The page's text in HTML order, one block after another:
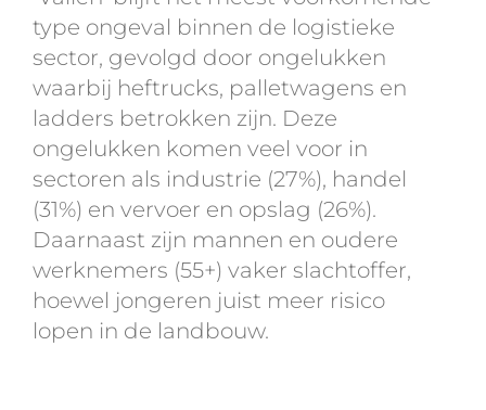
type ongeval binnen de logistieke
sector, gevolgd door ongelukken
waarbij heftrucks, palletwagens en
ladders betrokken zijn. Deze
ongelukken komen veel voor in
sectoren als industrie (27%), handel
(31%) en vervoer en opslag (26%).
Daarnaast zijn mannen en oudere
werknemers (55+) vaker slachtoffer,
hoewel jongeren juist meer risico
lopen in de landbouw.